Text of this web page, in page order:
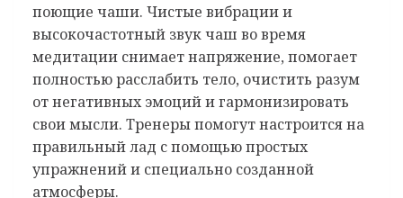
поющие чаши. Чистые вибрации и
высокочастотный звук чаш во время
медитации снимает напряжение, помогает
полностью расслабить тело, очистить разум
от негативных эмоций и гармонизировать
свои мысли. Тренеры помогут настроится на
правильный лад с помощью простых
упражнений и специально созданной
атмосферы.